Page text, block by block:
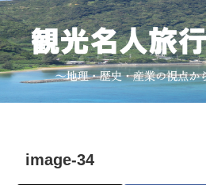
image-34